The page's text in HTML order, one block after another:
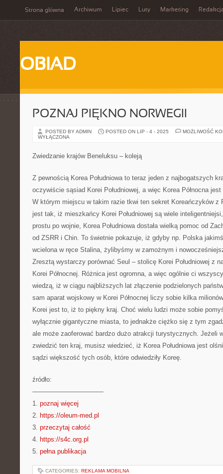
Strona główna Archiwum Lipiec Luty Marketing
OBIAD
POZNAJ PIĘKNO NORWEGII
POSTED BY ADMIN POSTED ON LIP - 4 - 2025
MOŻLIWOŚĆ
WYŁĄCZONA
Zwiedzanie krajów Beneluksu – koleją
Z pewnością Korea Południowa to teraz jeden z najbogatszych
oczywiście sąsiad Korei Południowej, a więc Korea Północna
W którym miejscu w takim razie tkwi ten sekret Koreańczyków z
jest tak, iż mieszkańcy Korei Południowej są wiele
prostu po wojnie, Korea Południowa dostała wielką pomoc od
od ZSRR i Chin. To świetnie pokazuje, iż gdyby np. Polska
wcielona w ręce Stalina, żylibyśmy w zamożnym i
Zresztą wystarczy porównać Seul – stolicę Korei Południowej z
Korei Północnej. Różnica jest ogromna, a więc ogólnie ci
wiedzą, iż w ciągu najbliższych lat złączenie podzielonych
sam aparat wojskowy w Korei Północnej liczy sobie kilka
Korei jest to, iż to piękny kraj. Choć wielu ludzi może sobie
wyłącznie gigantyczne miasta, to jednakże ciężko się z tym
ale może zaoferować bardzo dużo atrakcji turystycznych. Jeżeli
zwiedzić ten kraj, musisz wiedzieć, iż Korea Południowa jest
sądzi większość tych osób, które odwiedziły Koreę.
źródło:
———————————
1. poznaj więcej
2. https://oleum-med.pl
3. przeczytaj całość
4. https://s4c.org.pl
5. pełna publikacja
CATEGORIES: REKLAMA MOBILNA